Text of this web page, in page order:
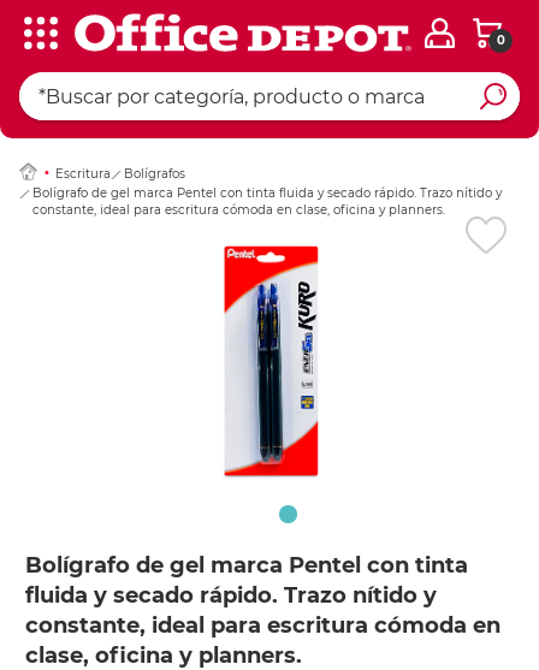
0
Escritura
Bolígrafos
Bolígrafo de gel marca Pentel con tinta fluida y secado rápido. Trazo nítido y
constante, ideal para escritura cómoda en clase, oficina y planners.
Bolígrafo de gel marca Pentel con tinta
fluida y secado rápido. Trazo nítido y
constante, ideal para escritura cómoda en
clase, oficina y planners.
Ingresar Codigo